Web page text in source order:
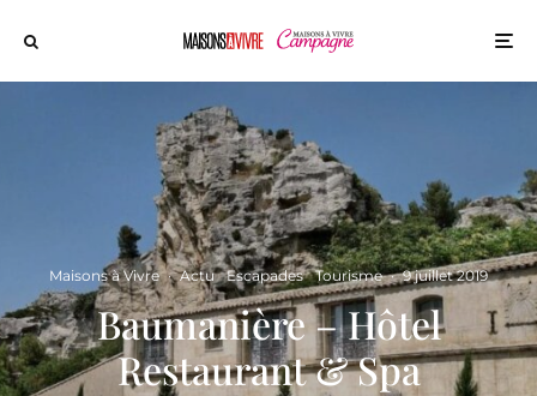
Maisons à Vivre · Actu Escapades Tourisme · 9 juillet 2019
Baumanière – Hôtel
Restaurant & Spa